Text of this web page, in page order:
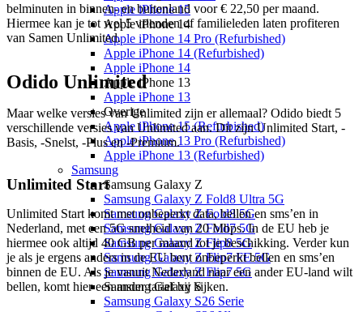
Apple iPhone 15
Apple iPhone 14
Apple iPhone 14 Pro (Refurbished)
Apple iPhone 14 (Refurbished)
Apple iPhone 14
Apple iPhone 13
Apple iPhone 13
Overige
Apple iPhone 15 (Refurbished)
Apple iPhone 13 Pro (Refurbished)
Apple iPhone 13 (Refurbished)
Samsung
Samsung Galaxy Z
Samsung Galaxy Z Fold8 Ultra 5G
Samsung Galaxy Z Fold8 5G
Samsung Galaxy Z Fold7 5G
Samsung Galaxy Z Flip8 5G
Samsung Galaxy Z Flip7 FE 5G
Samsung Galaxy Z Flip7 5G
Samsung Galaxy S
Samsung Galaxy S26 Serie
belminuten in binnen- en buitenland voor € 22,50 per maand.
Hiermee kan je tot wel 5 vrienden of familieleden laten profiteren
van Samen Unlimited.
Odido Unlimited
Maar welke versies van Unlimited zijn er allemaal? Odido biedt 5
verschillende versies van Unlimited aan. Dit zijn Unlimited Start, -
Basis, -Snelst, -Plus en -Premium.
Unlimited Start
Unlimited Start komt met onbeperkt data, bellen en sms’en in
Nederland, met een 5G snelheid van 20 Mbps. In de EU heb je
hiermee ook altijd 40 GB per maand tot je beschikking. Verder kun
je als je ergens anders in de EU bent onbeperkt bellen en sms’en
binnen de EU. Als je vanuit Nederland naar een ander EU-land wilt
bellen, komt hier een ander tarief bij kijken.